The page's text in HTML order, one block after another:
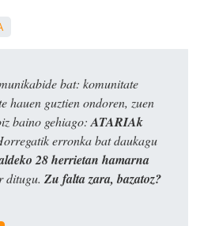
bat: komunitate
hauen guztien ondoren, zuen
baino gehiago: ATARIAk
erronka bat daukagu
28 herrietan hamarna
ditugu. Zu falta zara, bazatoz?